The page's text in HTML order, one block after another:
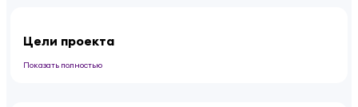
Цели проекта
Показать полностью